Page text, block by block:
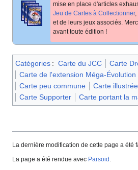
mise en place d'articles
Jeu de Cartes à Collectionner,
et de leurs jeux associés.
avant toute édition !
Catégories : Carte du JCC
Carte
Carte de l'extension Méga-Évolution
Carte peu commune
Carte
Carte Supporter
Carte portant la
La dernière modification de cette page a été
La page a été rendue avec Parsoid .